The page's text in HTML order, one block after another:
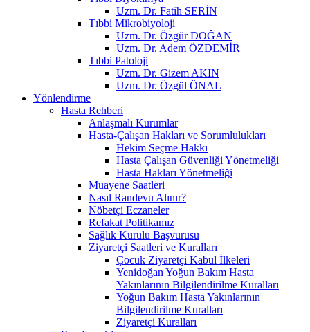
Uzm. Dr. Fatih SERİN
Tıbbi Mikrobiyoloji
Uzm. Dr. Özgür DOĞAN
Uzm. Dr. Adem ÖZDEMİR
Tıbbi Patoloji
Uzm. Dr. Gizem AKIN
Uzm. Dr. Özgül ÖNAL
Yönlendirme
Hasta Rehberi
Anlaşmalı Kurumlar
Hasta-Çalışan Hakları ve Sorumlulukları
Hekim Seçme Hakkı
Hasta Çalışan Güvenliği Yönetmeliği
Hasta Hakları Yönetmeliği
Muayene Saatleri
Nasıl Randevu Alınır?
Nöbetçi Eczaneler
Refakat Politikamız
Sağlık Kurulu Başvurusu
Ziyaretçi Saatleri ve Kuralları
Çocuk Ziyaretçi Kabul İlkeleri
Yenidoğan Yoğun Bakım Hasta
Yakınlarının Bilgilendirilme Kuralları
Yoğun Bakım Hasta Yakınlarının
Bilgilendirilme Kuralları
Ziyaretçi Kuralları